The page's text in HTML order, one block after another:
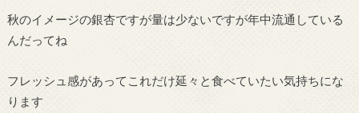
秋のイメージの銀杏ですが量は少ないですが年中流通している
んだってね
フレッシュ感があってこれだけ延々と食べていたい気持ちにな
ります